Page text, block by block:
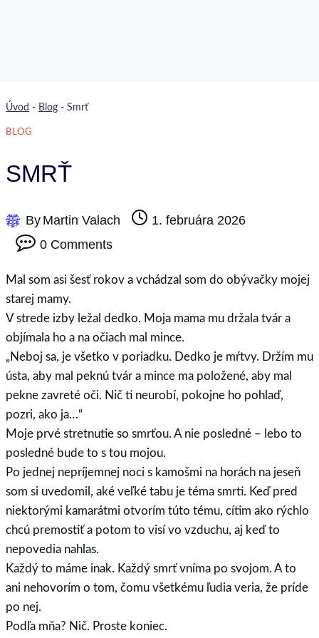
Úvod - Blog - Smrť
BLOG
SMRŤ
By Martin Valach
1. februára 2026
0 Comments
Mal som asi šesť rokov a vchádzal som do obývačky mojej
starej mamy.
V strede izby ležal dedko. Moja mama mu držala tvár a
objímala ho a na očiach mal mince.
„Neboj sa, je všetko v poriadku. Dedko je mŕtvy. Držím mu
ústa, aby mal peknú tvár a mince ma položené, aby mal
pekne zavreté oči. Nič ti neurobí, pokojne ho pohlaď,
pozri, ako ja…“
Moje prvé stretnutie so smrťou. A nie posledné – lebo to
posledné bude to s tou mojou.
Po jednej nepríjemnej noci s kamošmi na horách na jeseň
som si uvedomil, aké veľké tabu je téma smrti. Keď pred
niektorými kamarátmi otvorím túto tému, cítim ako rýchlo
chcú premostiť a potom to visí vo vzduchu, aj keď to
nepovedia nahlas.
Každý to máme inak. Každý smrť vníma po svojom. A to
ani nehovorím o tom, čomu všetkému ľudia veria, že príde
po nej.
Podľa mňa? Nič. Proste koniec.